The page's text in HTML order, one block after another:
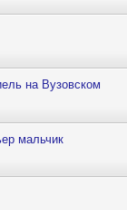
на Вузовском
мальчик